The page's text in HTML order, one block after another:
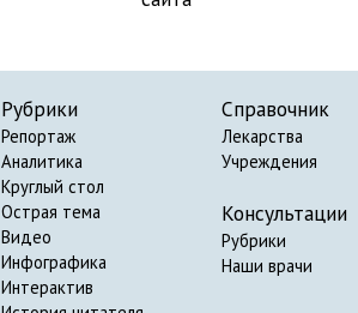
Рубрики
Репортаж
Аналитика
Круглый стол
Острая тема
Видео
Инфографика
Интерактив
Справочник
Лекарства
Учреждения
Консультации
Рубрики
Наши врачи